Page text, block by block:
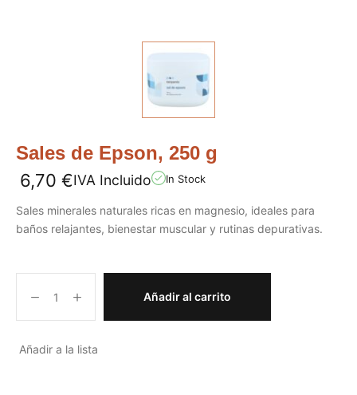
Sales de Epson, 250 g
6,70 €IVA Incluido In Stock
Sales minerales naturales ricas en magnesio, ideales para
baños relajantes, bienestar muscular y rutinas depurativas.
Añadir al carrito
Añadir a la lista